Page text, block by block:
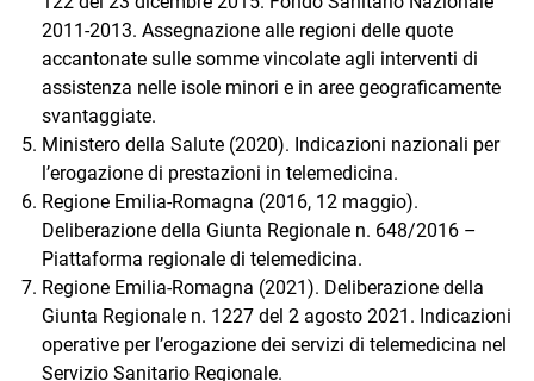
2011-2013. Assegnazione alle regioni delle quote
accantonate sulle somme vincolate agli interventi di
assistenza nelle isole minori e in aree geograficamente
svantaggiate.
Ministero della Salute (2020). Indicazioni nazionali per
l’erogazione di prestazioni in telemedicina.
Regione Emilia-Romagna (2016, 12 maggio).
Deliberazione della Giunta Regionale n. 648/2016 –
Piattaforma regionale di telemedicina.
Regione Emilia-Romagna (2021). Deliberazione della
Giunta Regionale n. 1227 del 2 agosto 2021. Indicazioni
operative per l’erogazione dei servizi di telemedicina nel
Servizio Sanitario Regionale.